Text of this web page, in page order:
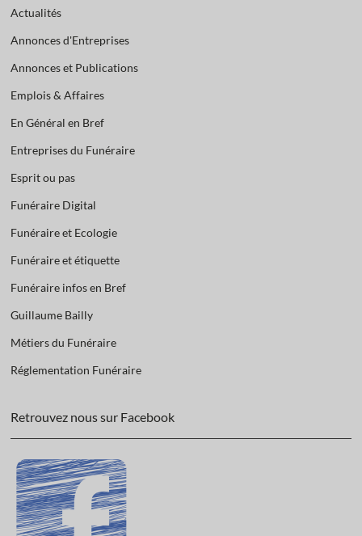
Actualités
Annonces d'Entreprises
Annonces et Publications
Emplois & Affaires
En Général en Bref
Entreprises du Funéraire
Esprit ou pas
Funéraire Digital
Funéraire et Ecologie
Funéraire et étiquette
Funéraire infos en Bref
Guillaume Bailly
Métiers du Funéraire
Réglementation Funéraire
Retrouvez nous sur Facebook